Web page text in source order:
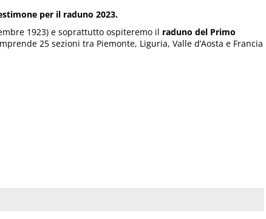
per il raduno 2023.
1923) e soprattutto ospiteremo il raduno del Primo
25 sezioni tra Piemonte, Liguria, Valle d’Aosta e Francia